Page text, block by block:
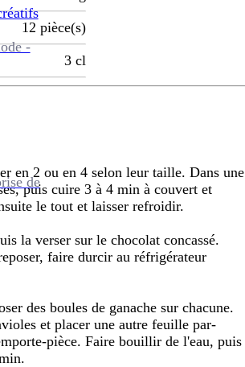
-
de
12 pièce(s)
3 cl
en 2 ou en 4 selon leur taille. Dans une
puis cuire 3 à 4 min à couvert et
le tout et laisser refroidir.
la verser sur le chocolat concassé.
faire durcir au réfrigérateur
des boules de ganache sur chacune.
et placer une autre feuille par-
pièce. Faire bouillir de l'eau, puis